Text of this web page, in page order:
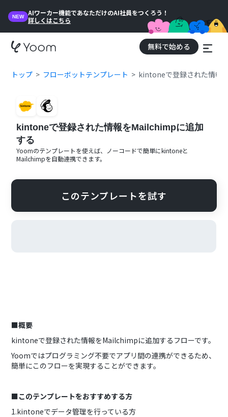
NEW
AIワーカー機能であなただけのAI社員をつくろう！
詳しくはこちら
無料で始める
トップ フローボットテンプレート kintoneで登録された情報
kintoneで登録された情報をMailchimpに追加
する
Yoomのテンプレートを使えば、ノーコードで簡単にkintoneと
Mailchimpを自動連携できます。
このテンプレートを試す
■概要
kintoneで登録された情報をMailchimpに追加するフローです。
Yoomではプログラミング不要でアプリ間の連携ができるため、
簡単にこのフローを実現することができます。
■このテンプレートをおすすめする方
1.kintoneでデータ管理を行っている方